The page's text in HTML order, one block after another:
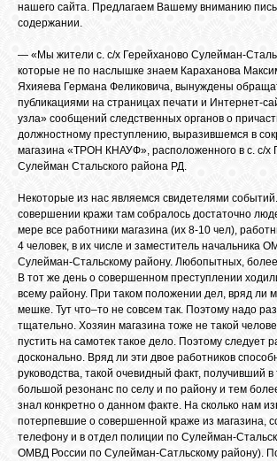
ФОТО
МУЗЫКА
САЙТЫ
ОБЪЯВЛЕНИЯ
ОТВЕТЫ
КОНТАКТЫ
нашего сайта. Предлагаем Вашему вниманию
содержании.
— «Мы жители с. с/х Герейханово Сулейман-
которые не по наслышке знаем Караханова
Яхияева Германа Феликовича, вынуждены
публикациями на страницах печати и Интернет-
узла» сообщений следственных органов о
должностному преступлению, выразившемся в
магазина «ТРОН КНАУФ», расположенного в с. с/х
Сулейман Стальского района РД.
Некоторые из нас являемся свидетелями
совершении кражи там собралось достаточно
мере все работники магазина (их 8-10 чел),
4 человек, в их числе и заместитель начальника
Сулейман-Стальскому району. Любопытных,
В тот же день о совершенном преступлении
всему району. При таком положении дел, вряд ли
мешке. Тут что–то не совсем так. Поэтому надо
тщательно. Хозяин магазина тоже не такой
пустить на самотек такое дело. Поэтому следует
досконально. Вряд ли эти двое работников
руководства, такой очевидный факт, получивший в
большой резонанс по селу и по району и тем
знал конкретно о данном факте. На сколько нам
потерпевшие о совершенной краже из магазина,
телефону и в отдел полиции по Сулейман-
ОМВД России по Сулейман-Сатльскому району).